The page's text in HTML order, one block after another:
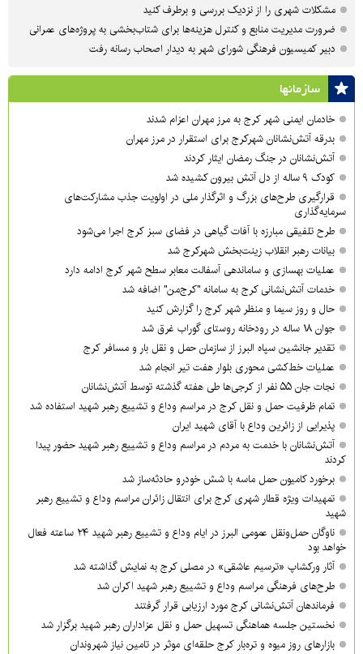
مشکلات شهری را از نزدیک بررسی و برطرف کنید
ضرورت مدیریت منابع و کنترل هزینه‌ها برای شتاب‌بخشی به پروژه‌های عمرانی
دبیر کمیسیون فرهنگی شورای شهر به دیدار اصحاب رسانه رفت
سازمان‎ها
خادمان ایمنی شهر کرج به مرز مهران اعزام شدند
بدرقه آتش‌نشانان شهرکرج برای استقرار در مرز مهران
آتش‌نشانان در جنگ رمضان ایثار کردند
کودک ۹ ساله از دل آتش بیرون کشیده شد
قرارگیری طرح‌های بزرگ و اثرگذار ملی در اولویت‌ جذب مشارکت‌های
سرمایه‌گذاری
طرح تلفیقی مبارزه با آفات گیاهی در فضای سبز کرج اجرا می‌شود
بیانات رهبر انقلاب زینت‌بخش شهرکرج شد
عملیات بهسازی و ساماندهی آسفالت معابر سطح شهر کرج ادامه دارد
خدمات آتش‌نشانی کرج به سامانه "کرج‌من" اضافه شد
حال و روز سیما و منظر شهر کرج را گزارش کنید
جوان ۱۸ ساله در رودخانه روستای گوراب غرق شد
تقدیر جانشین سپاه البرز از سازمان حمل و نقل بار و مسافر کرج
عملیات خط‌کشی محوری بلوار هفت تیر انجام شد
نجات جان ۵۵ نفر از کرجی‌ها طی هفته گذشته توسط آتش‌نشانان
تمام ظرفیت حمل و نقل کرج در مراسم وداع و تشییع رهبر شهید استفاده شد
پذیرایی از زائرین وداع با آقای شهید ایران
آتش‌نشانان با خدمت به مردم در مراسم وداع و تشییع رهبر شهید حضور پیدا
کردند
برخورد کامیون حمل ماسه با شش خودرو حادثه‌ساز شد
تمهیدات ویژه قطار شهری کرج برای انتقال زائران مراسم وداع و تشییع رهبر
شهید
ناوگان حمل‌ونقل عمومی البرز در ایام وداع و تشییع رهبر شهید ۲۴ ساعته فعال
خواهد بود
آثار ورکشاپ «ترسیم عاشقی» در مصلی کرج به نمایش گذاشته شد
طرح‌های فرهنگی مراسم وداع و تشییع رهبر شهید اکران شد
فرماندهان آتش‌نشانی کرج مورد ارزیابی قرار گرفتند
نخستین جلسه هماهنگی تسهیل حمل و نقل عزاداران رهبر شهید برگزار شد
بازارهای روز میوه و تره‌بار کرج حلقه‌ای موثر در تامین نیاز شهروندان